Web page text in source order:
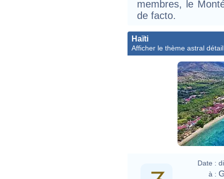
membres, le
de facto.
Haïti
Afficher le thème astral
Date :
à :